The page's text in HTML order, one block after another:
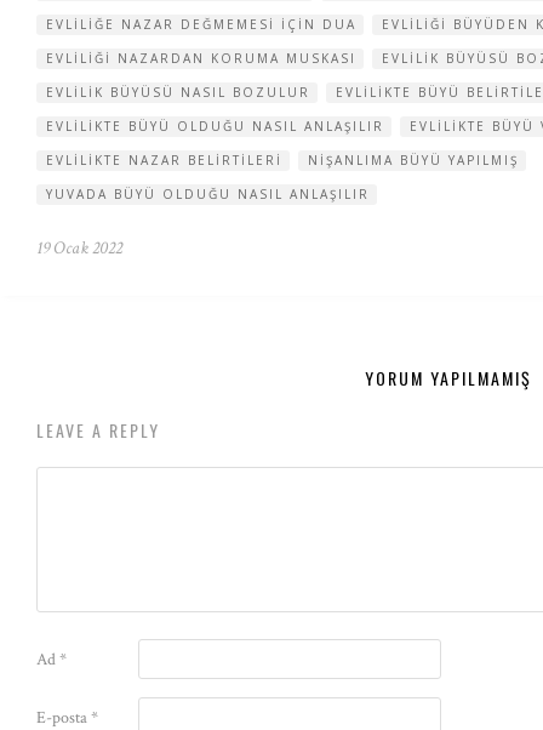
EVLILIĞE NAZAR DEĞMEMESI IÇIN DUA
EVLILIĞI BÜYÜDEN
EVLILIĞI NAZARDAN KORUMA MUSKASI
EVLILIK BÜYÜSÜ
EVLILIK BÜYÜSÜ NASIL BOZULUR
EVLILIKTE BÜYÜ
EVLILIKTE BÜYÜ OLDUĞU NASIL ANLAŞILIR
EVLILIKTE BÜYÜ
EVLILIKTE NAZAR BELIRTILERI
NIŞANLIMA BÜYÜ YAPILMIŞ
YUVADA BÜYÜ OLDUĞU NASIL ANLAŞILIR
19 Ocak 2022
YORUM YAPILMAMIŞ
LEAVE A REPLY
Ad*
E-posta*